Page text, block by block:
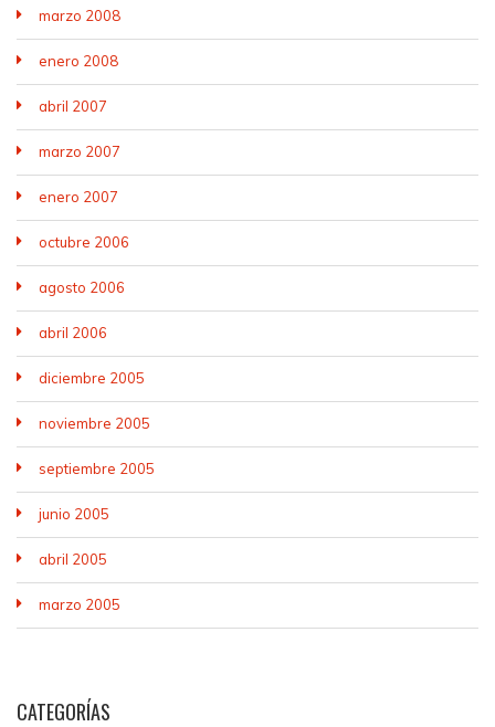
marzo 2008
enero 2008
abril 2007
marzo 2007
enero 2007
octubre 2006
agosto 2006
abril 2006
diciembre 2005
noviembre 2005
septiembre 2005
junio 2005
abril 2005
marzo 2005
CATEGORÍAS